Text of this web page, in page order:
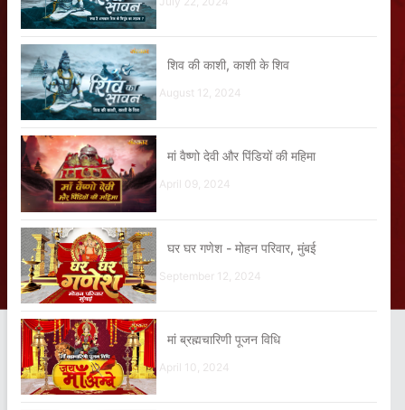
शिव की काशी, काशी के शिव
August 12, 2024
मां वैष्णो देवी और पिंडियों की महिमा
April 09, 2024
घर घर गणेश - मोहन परिवार, मुंबई
September 12, 2024
मां ब्रह्मचारिणी पूजन विधि
April 10, 2024